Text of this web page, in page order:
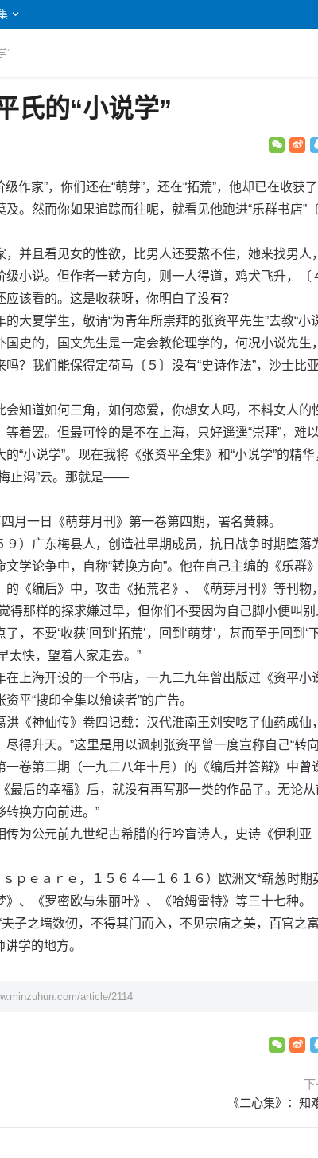
”
氏的“小说学”
家”，你们还在“萌芽”，还在“拓荒”，他却已在收获了
。然而你如果追踪而往呢，就看见他跑进“乐群书店”〔
并且看见女的性欲，比男人还要熬不住，她来找男人
小说。但作者一转方向，则一人得道，鸡犬飞升，〔
该看的。这是收获呀，你明白了没有？
夏学生，敬请“为青年所崇拜的张资平先生”去教“小
史的，国文先生是一定会教伦理学的，何况小说先生
？我们能保得定荷马〔５〕没有“史诗作法”，沙士比亚
知道如何三角，如何恋爱，你想女人吗，不料女人的
着罢。但最可怜的是不在上海，只好遥遥“崇拜”，难
“小说学”。现在我将《张资平全集》和“小说学”的精华
止渴”云。那就是——
一日《萌芽月刊》第一卷第四期，署名黄棘。
广东梅县人，创造社早期成员，抗日战争时期堕落
学论争中，自称“转换方向”。他在自己主编的《乐群
《编后》中，攻击《拓荒者》、《萌芽月刊》等刊物
觉得那样的探求嫌过早，但你们不要因为自己脚小便叫
，不要‘收获’回到‘拓荒’，回到‘萌芽’，甚而至于回到‘
太快，望着人家走去。”
上海开设的一个书店，一九二九年曾出版过《资平小
平“搜印全集以飨读者”的广告。
神仙传》卷四记载：汉代淮南王刘安吃了仙药成仙
得升天。”这里是用以讽刺张资平曾一度宣称自己“转
卷第二期（一九二八年十月）的《编后并答辩》中曾
最后的幸福》后，就没有再写那一类的作品了。无论从
换方向前进。”
为公元前九世纪古希腊的行吟盲诗人，史诗《伊利亚
ｅａｒｅ，１５６４—１６１６）欧洲文*崭葱时期
、《罗密欧与朱丽叶》、《哈姆雷特》等三十七种。
之墙数仞，不得其门而入，不见宗庙之美，百官之
学的地方。
article/2114
《二心集》：知